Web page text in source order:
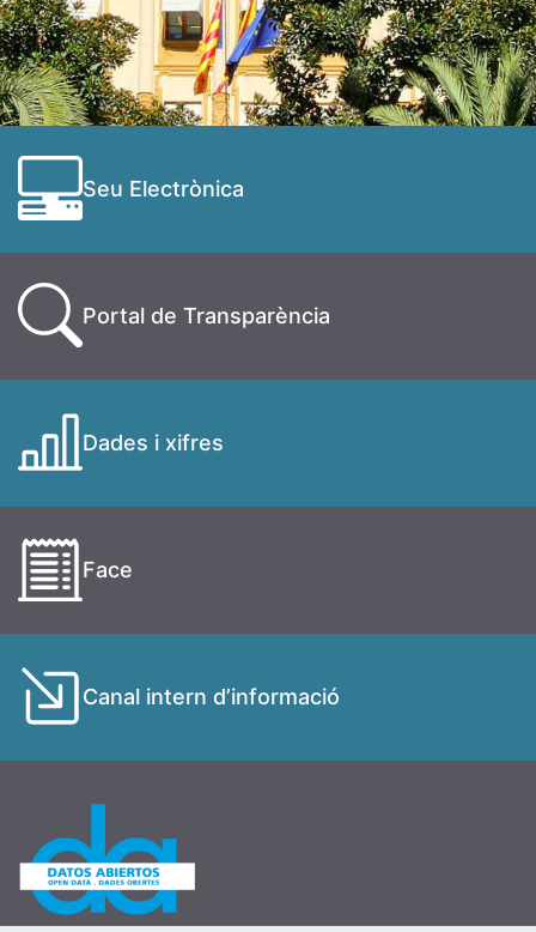
Seu Electrònica
Portal de Transparència
Dades i xifres
Face
Canal intern d’informació